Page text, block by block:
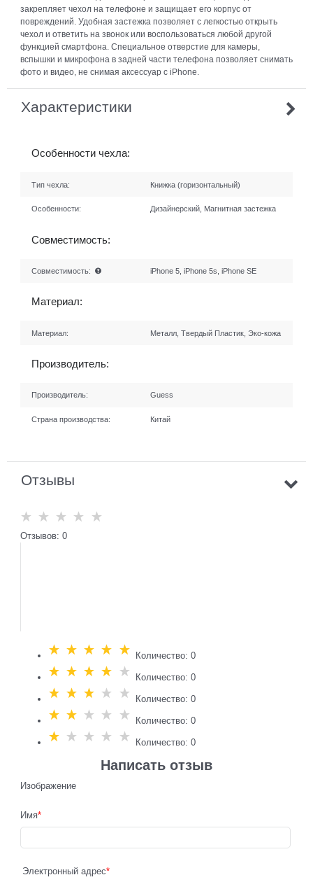
закрепляет чехол на телефоне и защищает его корпус от
повреждений. Удобная застежка позволяет с легкостью открыть
чехол и ответить на звонок или воспользоваться любой другой
функцией смартфона. Специальное отверстие для камеры,
вспышки и микрофона в задней части телефона позволяет снимать
фото и видео, не снимая аксессуар с iPhone.
Характеристики
Особенности чехла:
Тип чехла: Книжка (горизонтальный)
Особенности: Дизайнерский, Магнитная застежка
Совместимость:
Совместимость: iPhone 5, iPhone 5s, iPhone SE
Материал:
Материал: Металл, Твердый Пластик, Эко-кожа
Производитель:
Производитель: Guess
Страна производства: Китай
Отзывы
Отзывов: 0
Количество: 0
Количество: 0
Количество: 0
Количество: 0
Количество: 0
Написать отзыв
Изображение
Имя
Электронный адрес